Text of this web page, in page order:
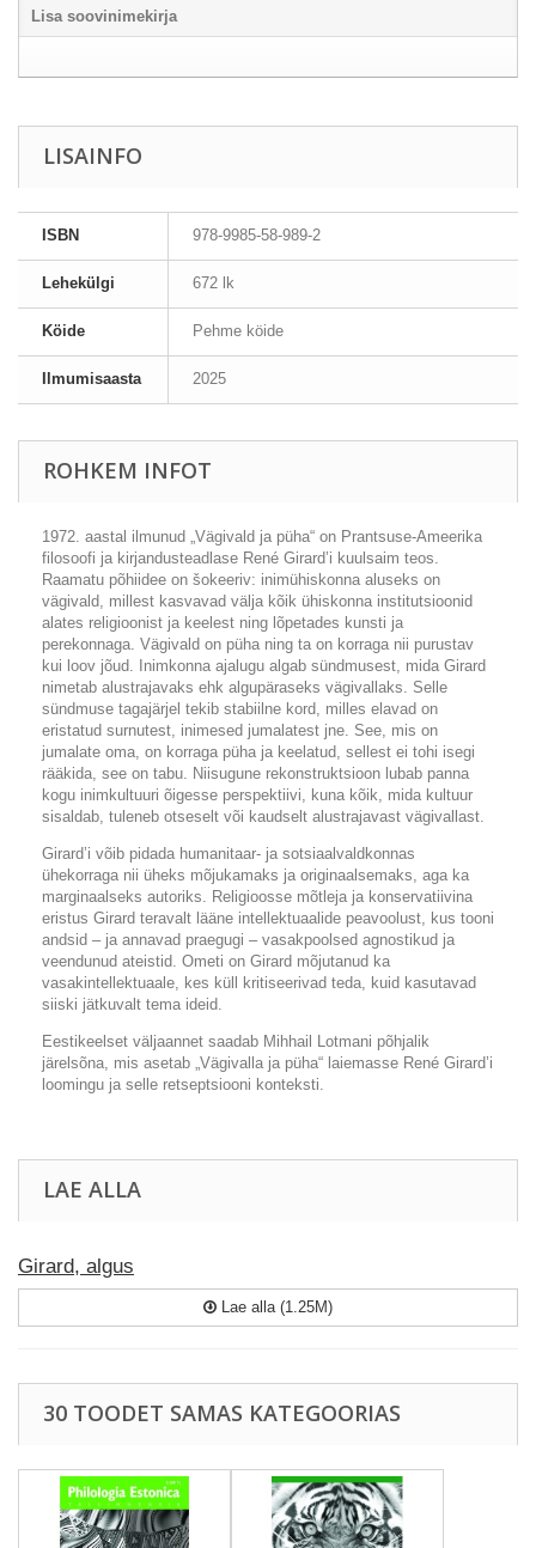
Lisa soovinimekirja
LISAINFO
ISBN 978-9985-58-989-2
Lehekülgi 672 lk
Köide Pehme köide
Ilmumisaasta 2025
ROHKEM INFOT
1972. aastal ilmunud „Vägivald ja püha“ on Prantsuse-Ameerika
filosoofi ja kirjandusteadlase René Girard’i kuulsaim teos.
Raamatu põhiidee on šokeeriv: inimühiskonna aluseks on
vägivald, millest kasvavad välja kõik ühiskonna institutsioonid
alates religioonist ja keelest ning lõpetades kunsti ja
perekonnaga. Vägivald on püha ning ta on korraga nii purustav
kui loov jõud. Inimkonna ajalugu algab sündmusest, mida Girard
nimetab alustrajavaks ehk algupäraseks vägivallaks. Selle
sündmuse tagajärjel tekib stabiilne kord, milles elavad on
eristatud surnutest, inimesed jumalatest jne. See, mis on
jumalate oma, on korraga püha ja keelatud, sellest ei tohi isegi
rääkida, see on tabu. Niisugune rekonstruktsioon lubab panna
kogu inimkultuuri õigesse perspektiivi, kuna kõik, mida kultuur
sisaldab, tuleneb otseselt või kaudselt alustrajavast vägivallast.
Girard’i võib pidada humanitaar- ja sotsiaalvaldkonnas
ühekorraga nii üheks mõjukamaks ja originaalsemaks, aga ka
marginaalseks autoriks. Religioosse mõtleja ja konservatiivina
eristus Girard teravalt lääne intellektuaalide peavoolust, kus tooni
andsid – ja annavad praegugi – vasakpoolsed agnostikud ja
veendunud ateistid. Ometi on Girard mõjutanud ka
vasakintellektuaale, kes küll kritiseerivad teda, kuid kasutavad
siiski jätkuvalt tema ideid.
Eestikeelset väljaannet saadab Mihhail Lotmani põhjalik
järelsõna, mis asetab „Vägivalla ja püha“ laiemasse René Girard’i
loomingu ja selle retseptsiooni konteksti.
LAE ALLA
Girard, algus
Lae alla (1.25M)
30 TOODET SAMAS KATEGOORIAS